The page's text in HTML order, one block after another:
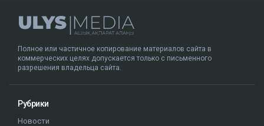
Полное или частичное копирование материалов сайта в
коммерческих целях допускается только с письменного
разрешения владельца сайта.
Рубрики
Новости